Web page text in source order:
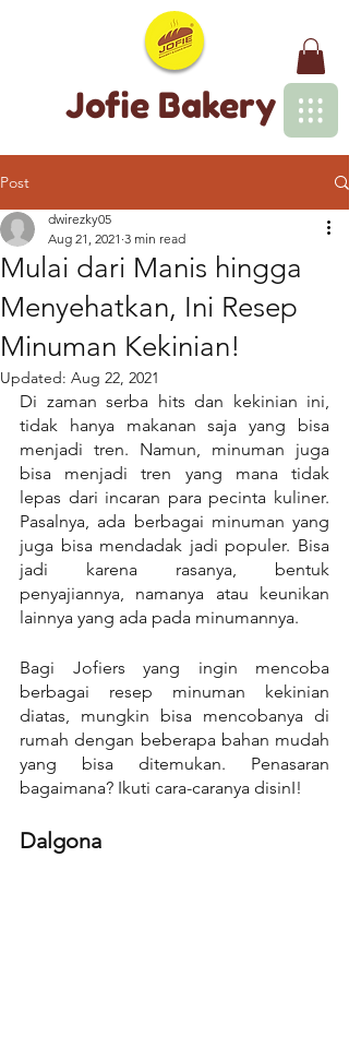
Jofie Bakery
Post
Mulai dari Manis hingga
Menyehatkan, Ini Resep
Minuman Kekinian!
dwirezky05
Aug 21, 2021 3 min read
Updated: Aug 22, 2021
Di zaman serba hits dan kekinian ini,
tidak hanya makanan saja yang bisa
menjadi tren. Namun, minuman juga
bisa menjadi tren yang mana tidak
lepas dari incaran para pecinta kuliner.
Pasalnya, ada berbagai minuman yang
juga bisa mendadak jadi populer. Bisa
jadi karena rasanya, bentuk
penyajiannya, namanya atau keunikan
lainnya yang ada pada minumannya.
Bagi Jofiers yang ingin mencoba
berbagai resep minuman kekinian
diatas, mungkin bisa mencobanya di
rumah dengan beberapa bahan mudah
yang bisa ditemukan. Penasaran
bagaimana? Ikuti cara-caranya disinI!
Dalgona